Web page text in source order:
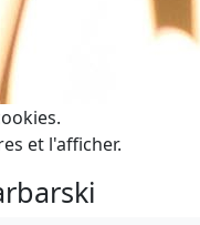
et l'afficher.